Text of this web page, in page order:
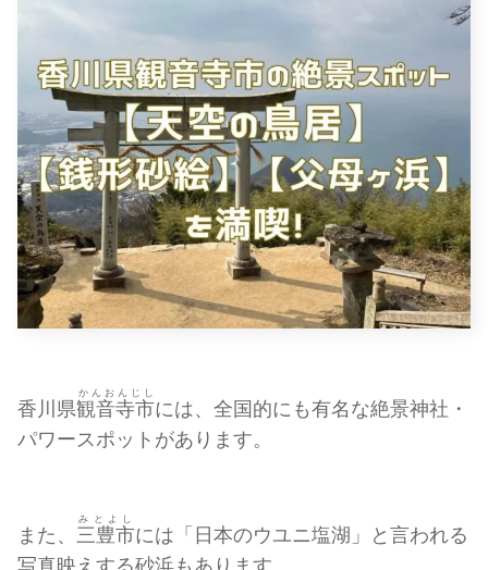
香川県観音寺市
かんおんじし
には、全国的にも有名な絶景神社・
パワースポットがあります。
また、 三豊市
みとよし
には「日本のウユニ塩湖」と言われる
写真映えする砂浜もあります。